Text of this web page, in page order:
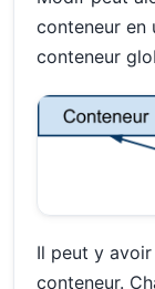
conteneur en
conteneur
Il peut y
conteneur.